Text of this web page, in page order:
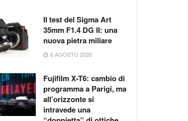
Il test del Sigma Art
35mm F1.4 DG II: una
nuova pietra miliare
6 AGOSTO 2026
Fujifilm X-T6: cambio di
programma a Parigi, ma
all’orizzonte si
intravede una